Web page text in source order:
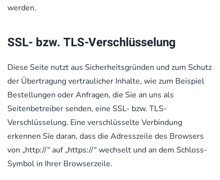
werden.
SSL- bzw. TLS-Verschlüsselung
Diese Seite nutzt aus Sicherheitsgründen und zum Schutz
der Übertragung vertraulicher Inhalte, wie zum Beispiel
Bestellungen oder Anfragen, die Sie an uns als
Seitenbetreiber senden, eine SSL- bzw. TLS-
Verschlüsselung. Eine verschlüsselte Verbindung
erkennen Sie daran, dass die Adresszeile des Browsers
von „http://“ auf „https://“ wechselt und an dem Schloss-
Symbol in Ihrer Browserzeile.